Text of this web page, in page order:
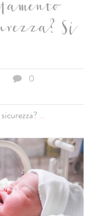
Si
0
...